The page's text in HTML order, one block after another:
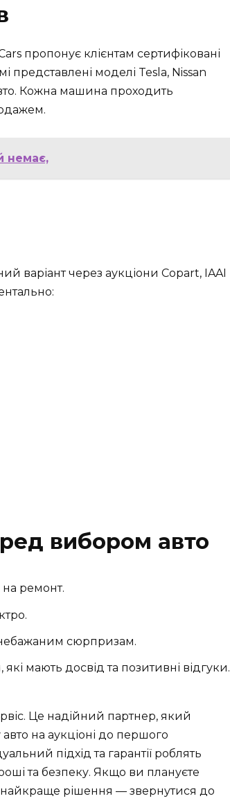
пропонує клієнтам сертифіковані
представлені моделі Tesla, Nissan
Кожна машина проходить
немає,
варіант через аукціони Copart, IAAI
вибором авто
на ремонт.
небажаним сюрпризам.
мають досвід та позитивні відгуки.
Це надійний партнер, який
авто на аукціоні до першого
підхід та гарантії роблять
та безпеку. Якщо ви плануєте
найкраще рішення — звернутися до